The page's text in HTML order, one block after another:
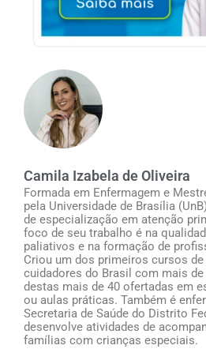
Camila Izabela de Oliveira
Formada em Enfermagem e
pela Universidade de Brasília
de especialização em atenção
foco de seu trabalho é na
paliativos e na formação de
Criou um dos primeiros cursos
cuidadores do Brasil com mais
destas mais de 40 ofertadas em
ou aulas práticas. Também é
Secretaria de Saúde do Distrito
desenvolve atividades de
famílias com crianças especiais.